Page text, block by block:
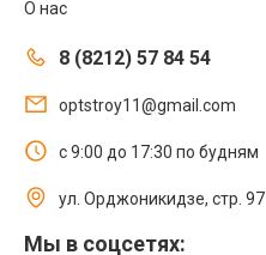
О нас
8 (8212) 57 84 54
optstroy11@gmail.com
с 9:00 до 17:30 по будням
ул. Орджоникидзе, стр. 97
Мы в соцсетях: